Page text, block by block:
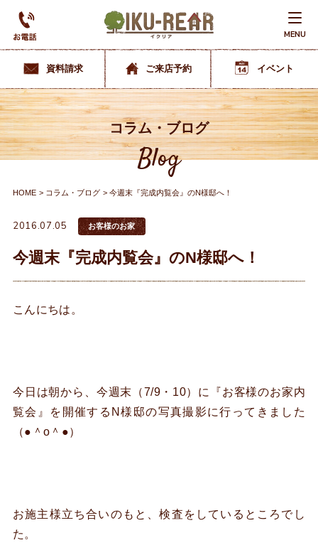
MENU
資料請求 ご来店予約 イベント
コラム・ブログ
Blog
HOME コラム・ブログ 今週末『完成内覧会』のN様邸へ！
2016.07.05 お客様のお家
今週末『完成内覧会』のN様邸へ！
こんにちは。
今日は朝から、今週末（7/9・10）に『お客様のお家内
覧会』を開催するN様邸の写真撮影に行ってきました
（●＾o＾●）
お施主様立ち合いのもと、検査をしているところでし
た。